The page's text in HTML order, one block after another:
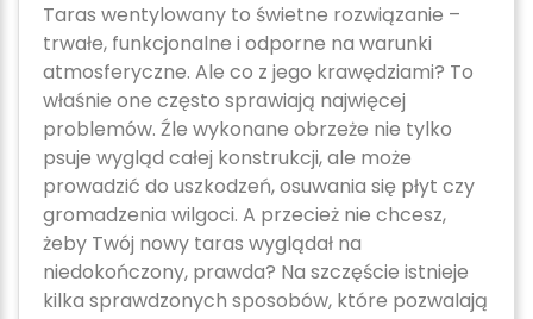
Taras wentylowany to świetne rozwiązanie –
trwałe, funkcjonalne i odporne na warunki
atmosferyczne. Ale co z jego krawędziami? To
właśnie one często sprawiają najwięcej
problemów. Źle wykonane obrzeże nie tylko
psuje wygląd całej konstrukcji, ale może
prowadzić do uszkodzeń, osuwania się płyt czy
gromadzenia wilgoci. A przecież nie chcesz,
żeby Twój nowy taras wyglądał na
niedokończony, prawda? Na szczęście istnieje
kilka sprawdzonych sposobów, które pozwalają